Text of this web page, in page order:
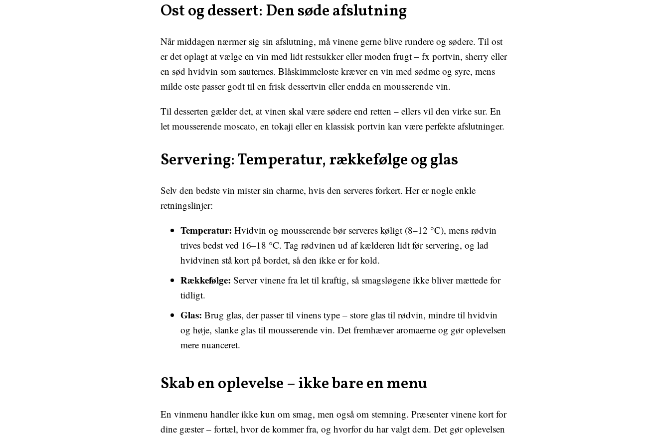
Ost og dessert: Den søde afslutning
Når middagen nærmer sig sin afslutning, må vinene gerne blive rundere og sødere. Til ost
er det oplagt at vælge en vin med lidt restsukker eller moden frugt – fx portvin, sherry eller
en sød hvidvin som sauternes. Blåskimmeloste kræver en vin med sødme og syre, mens
milde oste passer godt til en frisk dessertvin eller endda en mousserende vin.
Til desserten gælder det, at vinen skal være sødere end retten – ellers vil den virke sur. En
let mousserende moscato, en tokaji eller en klassisk portvin kan være perfekte afslutninger.
Servering: Temperatur, rækkefølge og glas
Selv den bedste vin mister sin charme, hvis den serveres forkert. Her er nogle enkle
retningslinjer:
Temperatur: Hvidvin og mousserende bør serveres køligt (8–12 °C), mens rødvin
trives bedst ved 16–18 °C. Tag rødvinen ud af kælderen lidt før servering, og lad
hvidvinen stå kort på bordet, så den ikke er for kold.
Rækkefølge: Server vinene fra let til kraftig, så smagsløgene ikke bliver mættede for
tidligt.
Glas: Brug glas, der passer til vinens type – store glas til rødvin, mindre til hvidvin
og høje, slanke glas til mousserende vin. Det fremhæver aromaerne og gør oplevelsen
mere nuanceret.
Skab en oplevelse – ikke bare en menu
En vinmenu handler ikke kun om smag, men også om stemning. Præsenter vinene kort for
dine gæster – fortæl, hvor de kommer fra, og hvorfor du har valgt dem. Det gør oplevelsen